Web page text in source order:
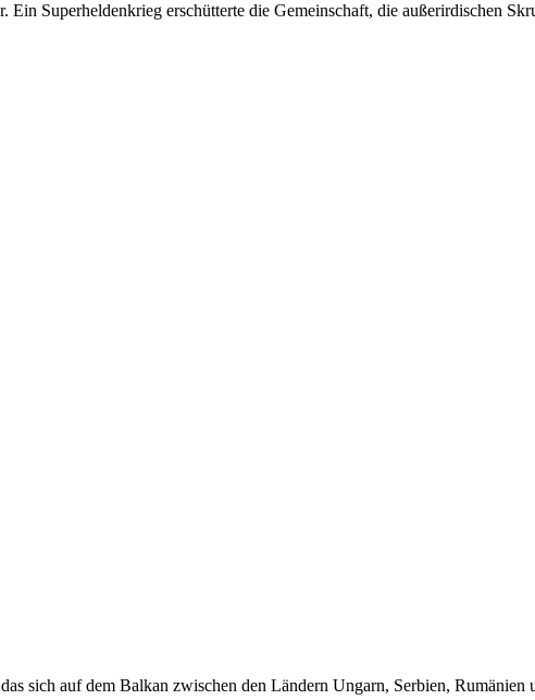
Superheldenkrieg erschütterte die Gemeinschaft, die außerirdischen
sich auf dem Balkan zwischen den Ländern Ungarn, Serbien, Rumänien